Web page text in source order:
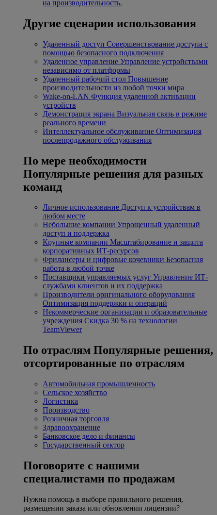
на производительность.
Другие сценарии использования
Удаленный доступ Совершенствование доступа с
помощью безопасного подключения
Удаленное управление Управление устройствами
независимо от платформы
Удаленный рабочий стол Повышение
производительности из любой точки мира
Wake-on-LAN Функция удаленной активации
устройств
Демонстрация экрана Визуальная связь в режиме
реального времени
Интеллектуальное обслуживание Оптимизация
послепродажного обслуживания
По мере необходимости
Популярные решения для разных
команд
Личное использование Доступ к устройствам в
любом месте
Небольшие компании Упрощенный удаленный
доступ и поддержка
Крупные компании Масштабирование и защита
корпоративных ИТ-ресурсов
Фрилансеры и цифровые кочевники Безопасная
работа в любой точке
Поставщики управляемых услуг Управление ИТ-
службами клиентов и их поддержка
Производители оригинального оборудования
Оптимизация поддержки и операций
Некоммерческие организации и образовательные
учреждения Скидка 30 % на технологии
TeamViewer
По отраслям Популярные решения,
отсортированные по отраслям
Автомобильная промышленность
Сельское хозяйство
Логистика
Производство
Розничная торговля
Здравоохранение
Банковское дело и финансы
Государственный сектор
Поговорите с нашими
специалистами по продажам
Нужна помощь в выборе правильного решения,
размещении заказа или обновлении лицензии?